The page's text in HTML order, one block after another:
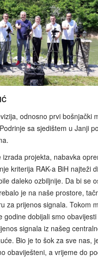
odnosno prvi bošnjački
sa sjedištem u Janji
izrada projekta, nabavka
kriterija RAK-a BiH najteži
daleko ozbiljnije. Da bi se
je na naše prostore,
za prijenos signala. Tokom
godine dobijali smo
signala iz našeg
Bio je to šok za sve nas,
obaviješteni, a vrijeme do